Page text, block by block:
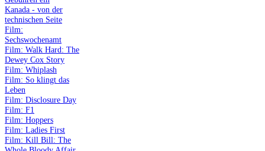
Kanada - von der
technischen Seite
Film:
Sechswochenamt
Film: Walk Hard: The
Dewey Cox Story
Film: Whiplash
Film: So klingt das
Leben
Film: Disclosure Day
Film: F1
Film: Hoppers
Film: Ladies First
Film: Kill Bill: The